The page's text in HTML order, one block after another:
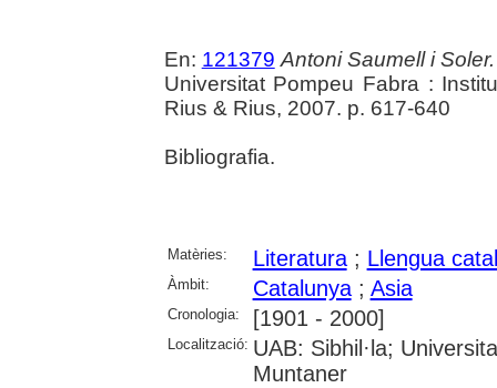
En: 121379 Antoni Saumell i
Universitat Pompeu Fabra :
Rius & Rius, 2007. p. 617-640
Bibliografia.
Matèries: Literatura; Llengua
Àmbit: Catalunya; Asia
Cronologia: [1901 - 2000]
Localització: UAB: Sibhil·la;
Muntaner